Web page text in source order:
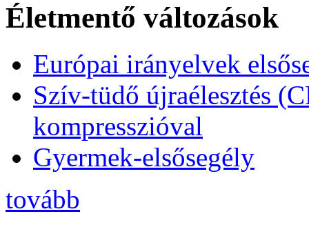
Életmentő változások
Európai irányelvek
Szív-tüdő újraélesztés
kompresszióval
Gyermek-elsősegély
tovább